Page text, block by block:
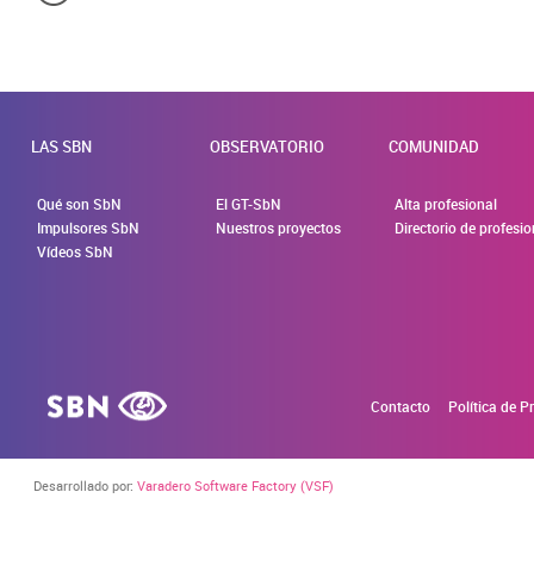
LAS SBN
Qué son SbN
Impulsores SbN
Vídeos SbN
OBSERVATORIO
El GT-SbN
Nuestros proyectos
COMUNIDAD
Alta profesional
Directorio de
Contacto Política de
Desarrollado por: Varadero Software Factory (VSF)